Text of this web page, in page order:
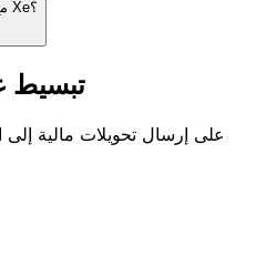
هل يمكنني إرسال 1 FJD إلى SKK مع Xe؟
تبسيط